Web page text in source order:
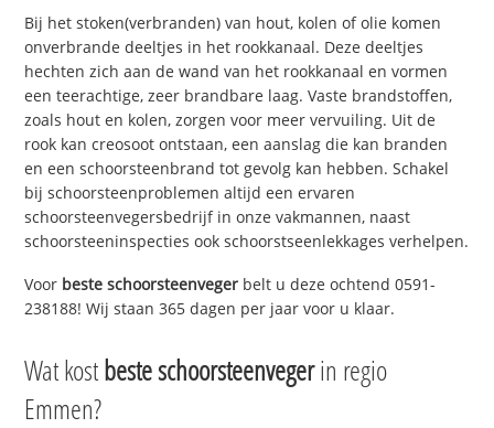
Bij het stoken(verbranden) van hout, kolen of olie komen
onverbrande deeltjes in het rookkanaal. Deze deeltjes
hechten zich aan de wand van het rookkanaal en vormen
een teerachtige, zeer brandbare laag. Vaste brandstoffen,
zoals hout en kolen, zorgen voor meer vervuiling. Uit de
rook kan creosoot ontstaan, een aanslag die kan branden
en een schoorsteenbrand tot gevolg kan hebben. Schakel
bij schoorsteenproblemen altijd een ervaren
schoorsteenvegersbedrijf in onze vakmannen, naast
schoorsteeninspecties ook schoorstseenlekkages verhelpen.
Voor beste schoorsteenveger belt u deze ochtend 0591-
238188! Wij staan 365 dagen per jaar voor u klaar.
Wat kostbeste schoorsteenvegerin regio
Emmen?